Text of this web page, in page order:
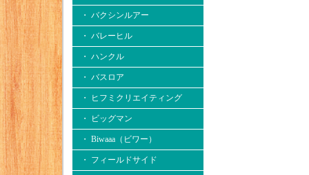
・ バクシンルアー
・ バレーヒル
・ ハンクル
・ バスロア
・ ヒフミクリエイティング
・ ビッグマン
・ Biwaaa（ビワー）
・ フィールドサイド